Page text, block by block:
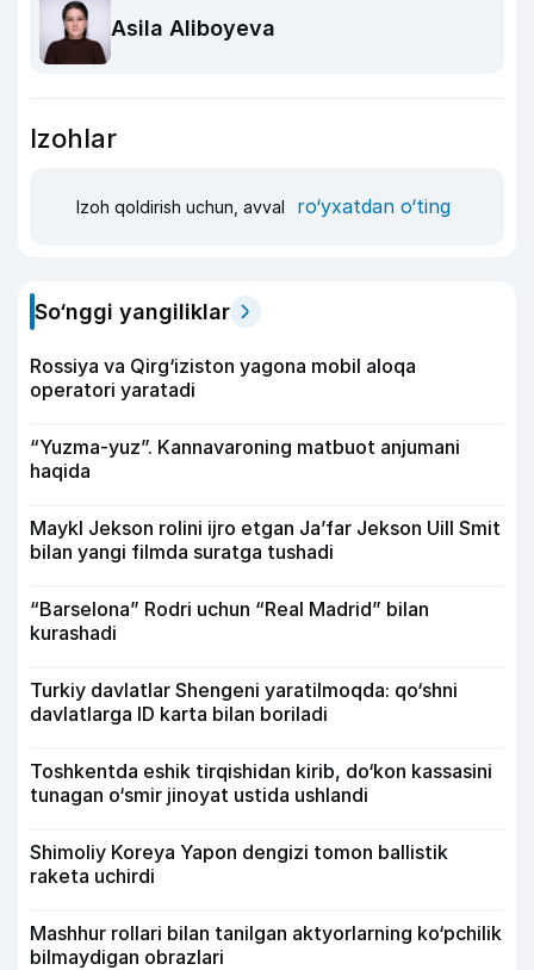
Asila Aliboyeva
Izohlar
Izoh qoldirish uchun, avval ro‘yxatdan o‘ting
So‘nggi yangiliklar
Rossiya va Qirg‘iziston yagona mobil aloqa
operatori yaratadi
“Yuzma-yuz”. Kannavaroning matbuot anjumani
haqida
Maykl Jekson rolini ijro etgan Ja’far Jekson Uill Smit
bilan yangi filmda suratga tushadi
“Barselona” Rodri uchun “Real Madrid” bilan
kurashadi
Turkiy davlatlar Shengeni yaratilmoqda: qo‘shni
davlatlarga ID karta bilan boriladi
Toshkentda eshik tirqishidan kirib, do‘kon kassasini
tunagan o‘smir jinoyat ustida ushlandi
Shimoliy Koreya Yapon dengizi tomon ballistik
raketa uchirdi
Mashhur rollari bilan tanilgan aktyorlarning ko‘pchilik
bilmaydigan obrazlari